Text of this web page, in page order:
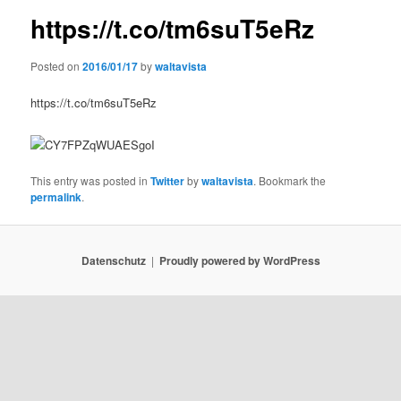
https://t.co/tm6suT5eRz
Posted on2016/01/17bywaltavista
https://t.co/tm6suT5eRz
This entry was posted inTwitterbywaltavista. Bookmark the
permalink.
Datenschutz Proudly powered by WordPress